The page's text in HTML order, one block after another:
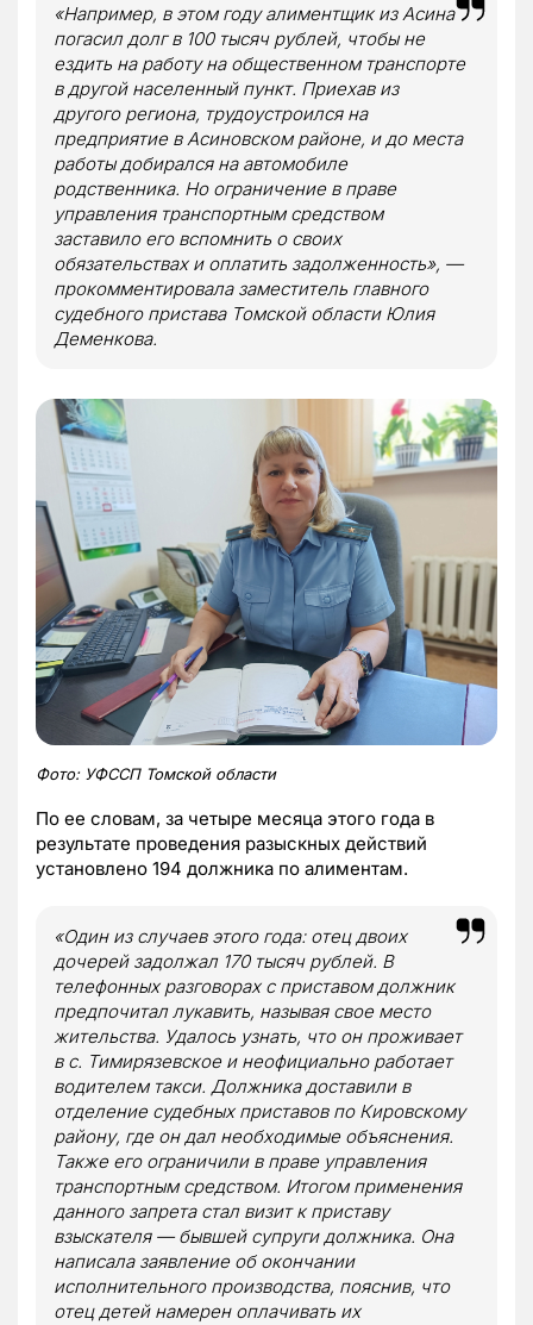
«Например, в этом году алиментщик из Асина
погасил долг в 100 тысяч рублей, чтобы не
ездить на работу на общественном транспорте
в другой населенный пункт. Приехав из
другого региона, трудоустроился на
предприятие в Асиновском районе, и до места
работы добирался на автомобиле
родственника. Но ограничение в праве
управления транспортным средством
заставило его вспомнить о своих
обязательствах и оплатить задолженность», —
прокомментировала заместитель главного
судебного пристава Томской области Юлия
Деменкова.
Фото: УФССП Томской области
По ее словам, за четыре месяца этого года в
результате проведения разыскных действий
установлено 194 должника по алиментам.
«Один из случаев этого года: отец двоих
дочерей задолжал 170 тысяч рублей. В
телефонных разговорах с приставом должник
предпочитал лукавить, называя свое место
жительства. Удалось узнать, что он проживает
в с. Тимирязевское и неофициально работает
водителем такси. Должника доставили в
отделение судебных приставов по Кировскому
району, где он дал необходимые объяснения.
Также его ограничили в праве управления
транспортным средством. Итогом применения
данного запрета стал визит к приставу
взыскателя — бывшей супруги должника. Она
написала заявление об окончании
исполнительного производства, пояснив, что
отец детей намерен оплачивать их